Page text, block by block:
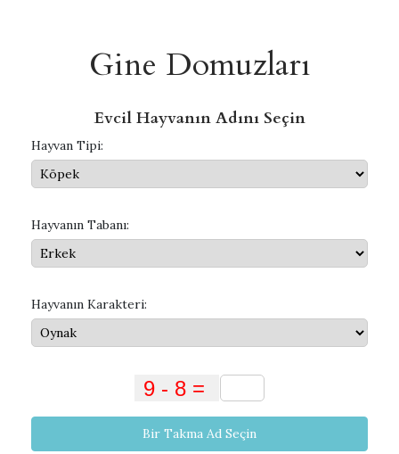
Gine Domuzları
Evcil Hayvanın Adını Seçin
Hayvan Tipi:
Hayvanın Tabanı:
Hayvanın Karakteri:
Bir Takma Ad Seçin